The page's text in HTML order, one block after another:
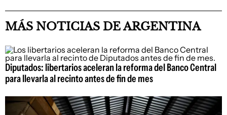
MÁS NOTICIAS DE ARGENTINA
Diputados: libertarios aceleran la reforma del Banco Central
para llevarla al recinto antes de fin de mes